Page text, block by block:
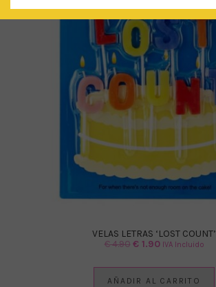
VELAS LETRAS ‘LOST COUNT’
€4.90 El
€1.90ElIVA Incluido
AÑADIR AL CARRITO